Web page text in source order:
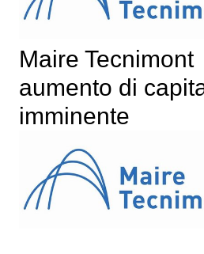
Maire Tecnimont
aumento di
imminente